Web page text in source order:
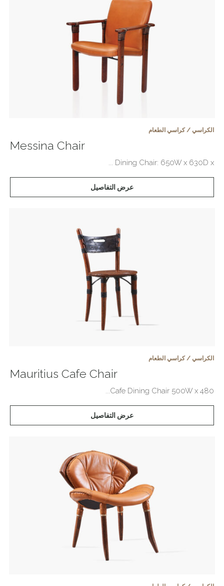
الكراسي / كراسي الطعام
Messina Chair
Dining Chair: 650W x 630D x ...
عرض التفاصيل
الكراسي / كراسي الطعام
Mauritius Cafe Chair
Cafe Dining Chair 500W x 480...
عرض التفاصيل